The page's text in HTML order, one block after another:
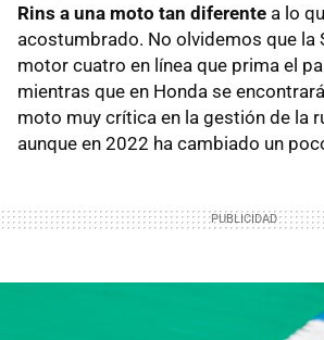
Rins a una moto tan diferente a lo
acostumbrado. No olvidemos que la
motor cuatro en línea que prima el
mientras que en Honda se
moto muy crítica en la gestión de la
aunque en 2022 ha cambiado un